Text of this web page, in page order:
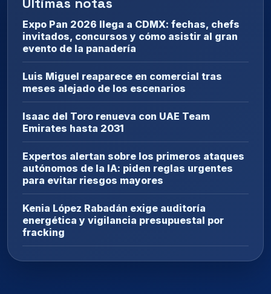
Expo Pan 2026 llega a CDMX: fechas, chefs
invitados, concursos y cómo asistir al gran
evento de la panadería
Luis Miguel reaparece en comercial tras
meses alejado de los escenarios
Isaac del Toro renueva con UAE Team
Emirates hasta 2031
Expertos alertan sobre los primeros ataques
autónomos de la IA: piden reglas urgentes
para evitar riesgos mayores
Kenia López Rabadán exige auditoría
energética y vigilancia presupuestal por
fracking